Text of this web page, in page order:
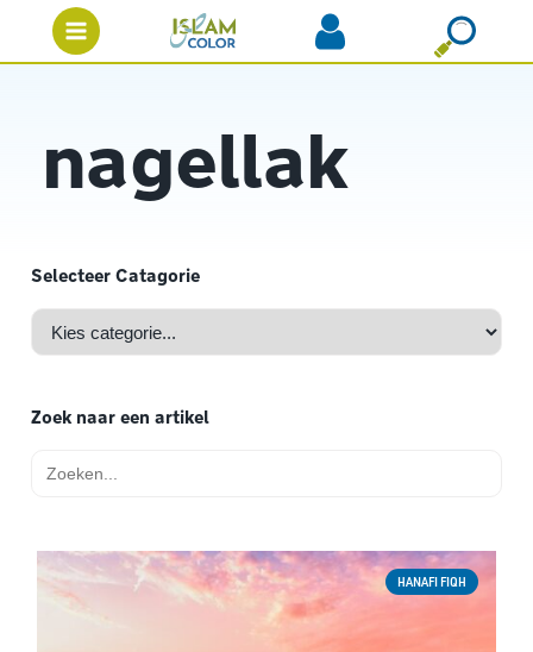
nagellak
Selecteer Catagorie
Zoek naar een artikel
naar:
HANAFI FIQH